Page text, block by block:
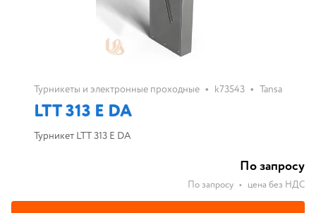
Турникеты и электронные проходные • k73543 • Tansa
LTT 313 E DA
Турникет LTT 313 E DA
По запросу
По запросу • цена без НДС